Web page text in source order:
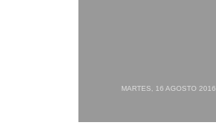
MARTES, 16 AGOSTO 2016